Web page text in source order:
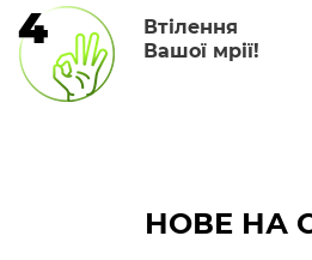
4
Втілення
Вашої мрії!
НОВЕ НА